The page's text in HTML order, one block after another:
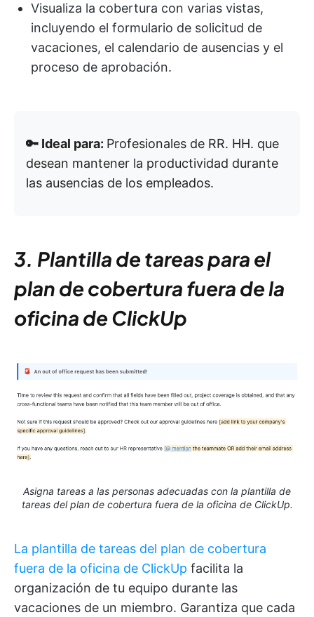
Visualiza la cobertura con varias vistas,
incluyendo el formulario de solicitud de
vacaciones, el calendario de ausencias y el
proceso de aprobación.
🔑 Ideal para: Profesionales de RR. HH. que
desean mantener la productividad durante
las ausencias de los empleados.
3. Plantilla de tareas para el
plan de cobertura fuera de la
oficina de ClickUp
Asigna tareas a las personas adecuadas con la plantilla de
tareas del plan de cobertura fuera de la oficina de ClickUp.
La plantilla de tareas del plan de cobertura
fuera de la oficina de ClickUp facilita la
organización de tu equipo durante las
vacaciones de un miembro. Garantiza que cada